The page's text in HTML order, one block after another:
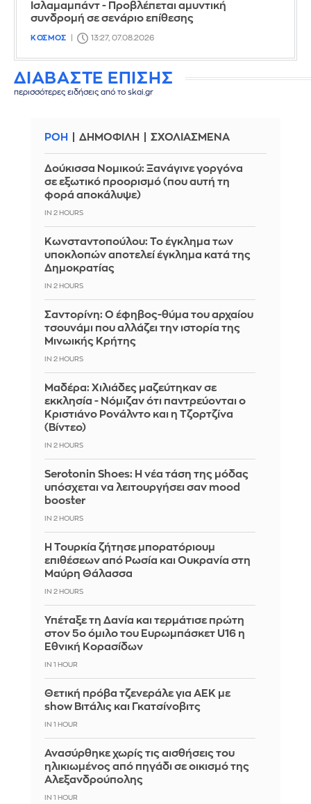
Ισλαμαμπάντ - Προβλέπεται αμυντική
συνδρομή σε σενάριο επίθεσης
ΚΟΣΜΟΣ 13:27, 07.08.2026
ΔΙΑΒΑΣΤΕ ΕΠΙΣΗΣ
περισσότερες ειδήσεις από το skai.gr
ΡΟΗ ΔΗΜΟΦΙΛΗ ΣΧΟΛΙΑΣΜΕΝΑ
Δούκισσα Νομικού: Ξανάγινε γοργόνα
σε εξωτικό προορισμό (που αυτή τη
φορά αποκάλυψε)
IN 2 HOURS
Κωνσταντοπούλου: Το έγκλημα των
υποκλοπών αποτελεί έγκλημα κατά της
Δημοκρατίας
IN 2 HOURS
Σαντορίνη: Ο έφηβος-θύμα του αρχαίου
τσουνάμι που αλλάζει την ιστορία της
Μινωικής Κρήτης
IN 2 HOURS
Μαδέρα: Χιλιάδες μαζεύτηκαν σε
εκκλησία - Νόμιζαν ότι παντρεύονται ο
Κριστιάνο Ρονάλντο και η Τζορτζίνα
(Βίντεο)
IN 2 HOURS
Serotonin Shoes: Η νέα τάση της μόδας
υπόσχεται να λειτουργήσει σαν mood
booster
IN 2 HOURS
Η Τουρκία ζήτησε μπορατόριουμ
επιθέσεων από Ρωσία και Ουκρανία στη
Μαύρη Θάλασσα
IN 2 HOURS
Υπέταξε τη Δανία και τερμάτισε πρώτη
στον 5ο όμιλο του Ευρωμπάσκετ U16 η
Εθνική Κορασίδων
IN 1 HOUR
Θετική πρόβα τζενεράλε για ΑΕΚ με
show Βιτάλις και Γκατσίνοβιτς
IN 1 HOUR
Ανασύρθηκε χωρίς τις αισθήσεις του
ηλικιωμένος από πηγάδι σε οικισμό της
Αλεξανδρούπολης
IN 1 HOUR